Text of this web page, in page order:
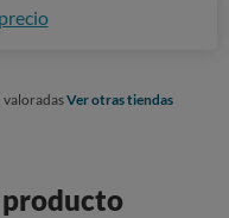
valoradasVer otras tiendas